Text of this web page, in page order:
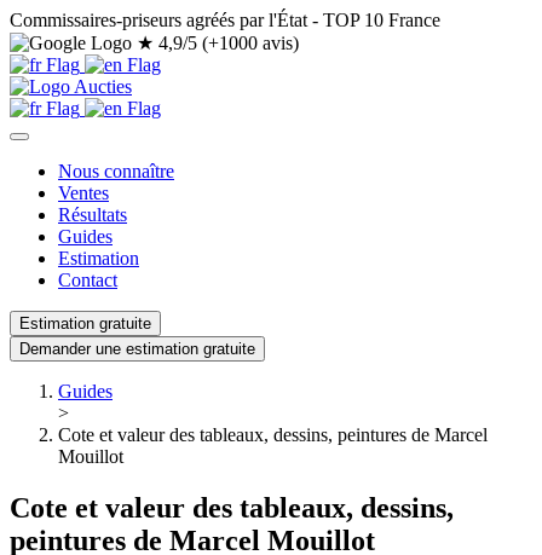
Commissaires-priseurs agréés par l'État - TOP 10 France
★ 4,9/5 (+1000 avis)
Nous connaître
Ventes
Résultats
Guides
Estimation
Contact
Estimation gratuite
Demander une estimation gratuite
Guides
>
Cote et valeur des tableaux, dessins, peintures de Marcel
Mouillot
Cote et valeur des tableaux, dessins,
peintures de Marcel Mouillot